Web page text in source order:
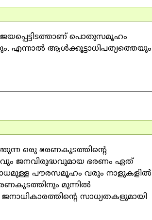
പൊതുസമൂഹം
എന്നാല്‍ ആള്‍ക്കൂട്ടാധിപത്യത്തെയും
ഒരു ഭരണകൂടത്തിന്റെ
ജനവിരുദ്ധവുമായ ഭരണം ഏത്
പൗരസമൂഹം വരും നാളുകളില്‍
മുന്നില്‍
സാധ്യതകളുമായി